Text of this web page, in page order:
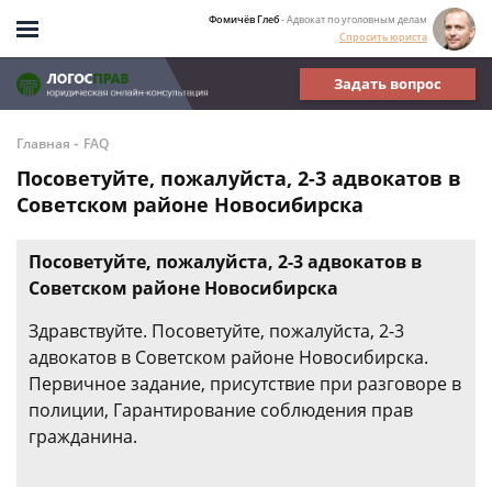
Фомичёв Глеб- Адвокат по уголовным делам
Спросить юриста
Задать вопрос
Главная - FAQ
Посоветуйте, пожалуйста, 2-3 адвокатов в
Советском районе Новосибирска
Посоветуйте, пожалуйста, 2-3 адвокатов в
Советском районе Новосибирска
Здравствуйте. Посоветуйте, пожалуйста, 2-3
адвокатов в Советском районе Новосибирска.
Первичное задание, присутствие при разговоре в
полиции, Гарантирование соблюдения прав
гражданина.